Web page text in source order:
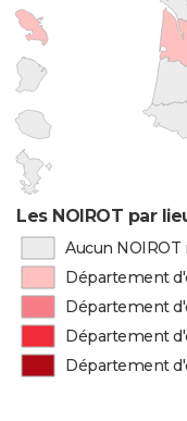
Les NOIROT par
Aucun
Département
Département
Département
Département